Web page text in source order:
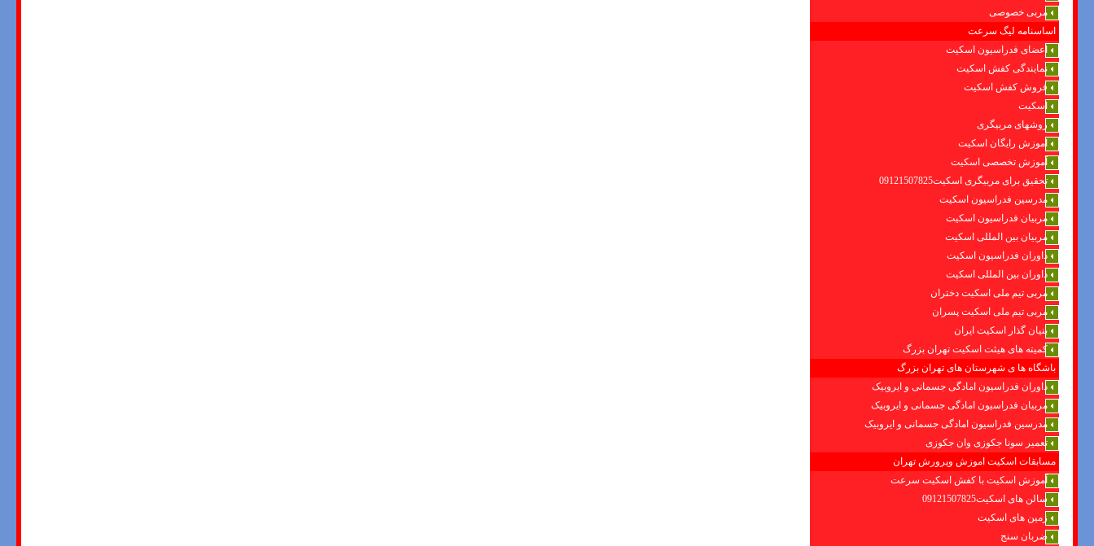
مربی خصوصی
اساسنامه لیگ سرعت
اعضای فدراسیون اسکیت
نمایندگی کفش اسکیت
فروش کفش اسکیت
اسکیت
روشهای مربیگری
اموزش رایگان اسکیت
آموزش تخصصی اسکیت
تحقیق برای مربیگری اسکیت09121507825
مدرسین فدراسیون اسکیت
مربیان فدراسیون اسکیت
مربیان بین المللی اسکیت
داوران فدراسیون اسکیت
داوران بین المللی اسکیت
مربی تیم ملی اسکیت دختران
مربی تیم ملی اسکیت پسران
بنیان گذار اسکیت ایران
کمیته های هیئت اسکیت تهران بزرگ
باشگاه ها ی شهرستان های تهران بزرگ
داوران فدراسیون امادگی جسمانی و ایروبیک
مربیان فدراسیون امادگی جسمانی و ایروبیک
مدرسین فدراسیون امادگی جسمانی و ایروبیک
تعمیر سونا جکوزی وان جکوزی
مسابقات اسکیت اموزش وپرورش تهران
آموزش اسکیت با کفش اسکیت سرعت
سالن های اسکیت09121507825
زمین های اسکیت
ضربان سنج